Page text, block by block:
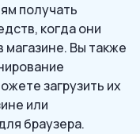
получать
когда они
магазине. Вы также
загрузить их
или
браузера.